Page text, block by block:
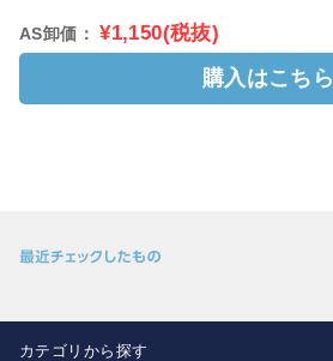
AS卸価： ¥1,150(税抜)
購入はこちら
カテゴリから探す